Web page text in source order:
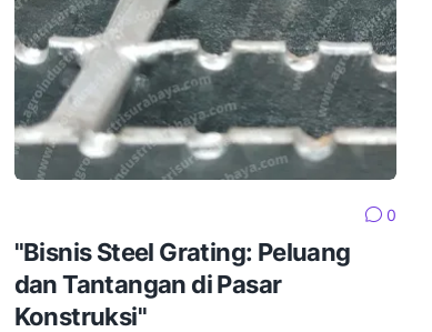
0
"Bisnis Steel Grating: Peluang
dan Tantangan di Pasar
Konstruksi"